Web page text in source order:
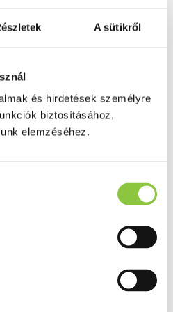
A sütikről
és hirdetések személyre
biztosításához,
elemzéséhez.